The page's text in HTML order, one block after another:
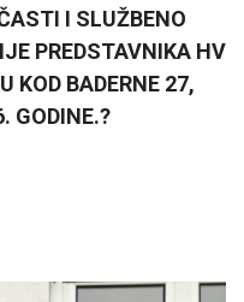
I SLUŽBENO
PREDSTAVNIKA HV
KOD BADERNE 27,
GODINE.?